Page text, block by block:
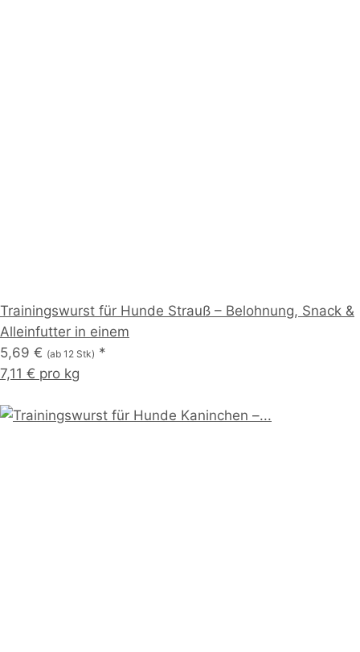
Trainingswurst für Hunde Strauß – Belohnung, Snack &
Alleinfutter in einem
5,69 € (ab 12 Stk) *
7,11 € pro kg